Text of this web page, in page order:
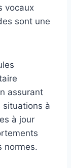
vocaux
sont une
assurant
situations à
à jour
normes.